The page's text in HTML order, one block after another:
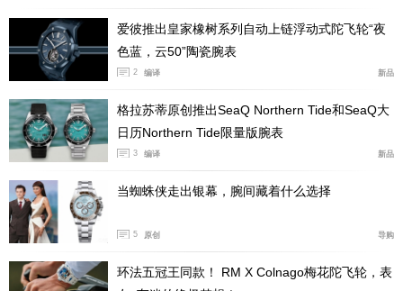
爱彼推出皇家橡树系列自动上链浮动式陀飞轮“夜
色蓝，云50”陶瓷腕表
2 编译 新品
格拉苏蒂原创推出SeaQ Northern Tide和SeaQ大
日历Northern Tide限量版腕表
3 编译 新品
当蜘蛛侠走出银幕，腕间藏着什么选择
5 原创 导购
环法五冠王同款！ RM X Colnago梅花陀飞轮，表